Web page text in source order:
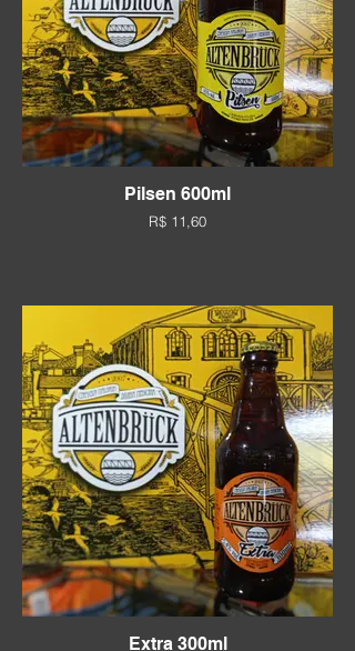
Pilsen 600ml
R$ 11,60
Extra 300ml